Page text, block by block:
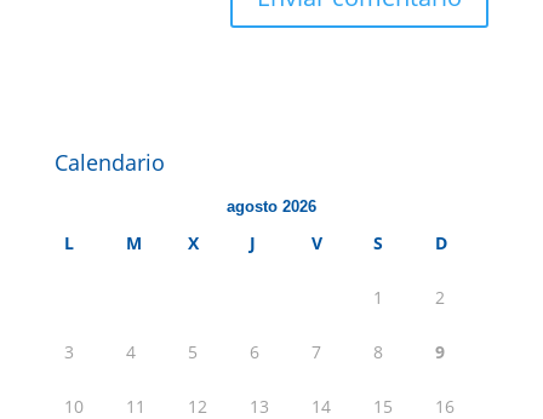
Calendario
agosto 2026
L M X J V S D
1 2
3 4 5 6 7 8 9
10 11 12 13 14 15 16